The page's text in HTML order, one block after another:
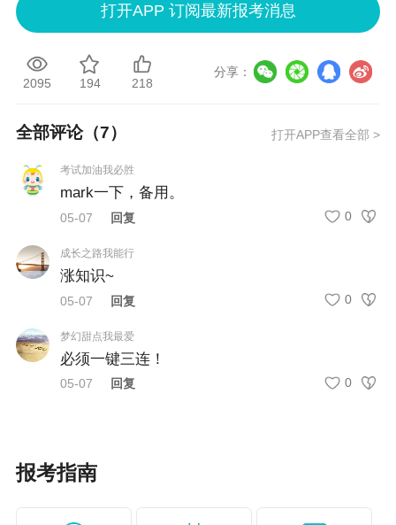
2026年《高级会计实务》考前3页纸爆燃上线！0.1 元拼团
《高级会计实务》无纸化考试打字太慢？这些技巧要掌
打开APP 订阅最新报考消息
2095 194 218
分享：
全部评论（7） 打开APP查看全部 >
考试加油我必胜
mark一下，备用。
05-07 回复 0
成长之路我能行
涨知识~
05-07 回复 0
梦幻甜点我最爱
必须一键三连！
05-07 回复 0
报考指南